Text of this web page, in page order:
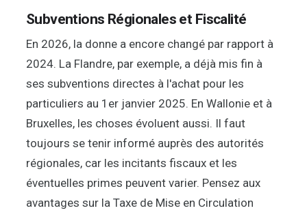
Subventions Régionales et Fiscalité
En 2026, la donne a encore changé par rapport à
2024. La Flandre, par exemple, a déjà mis fin à
ses subventions directes à l'achat pour les
particuliers au 1er janvier 2025. En Wallonie et à
Bruxelles, les choses évoluent aussi. Il faut
toujours se tenir informé auprès des autorités
régionales, car les incitants fiscaux et les
éventuelles primes peuvent varier. Pensez aux
avantages sur la Taxe de Mise en Circulation